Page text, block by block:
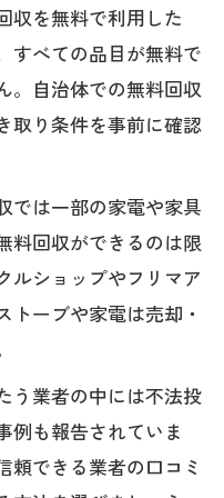
収を無料で利用した
すべての品目が無料で
。自治体での無料回収
取り条件を事前に確認
では一部の家電や家具
料回収ができるのは限
ルショップやフリマア
トーブや家電は売却・
う業者の中には不法投
例も報告されていま
頼できる業者の口コミ